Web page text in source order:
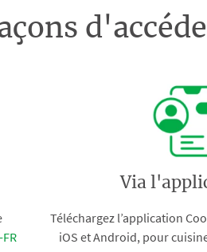
Via
Téléchargez l’application
iOS et Android, pour